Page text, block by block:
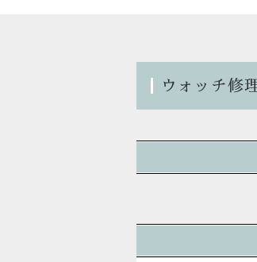
ウォッチ修